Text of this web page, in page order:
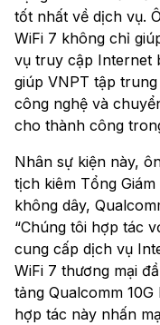
tốt nhất về dịch vụ.
WiFi 7 không chỉ
vụ truy cập Internet
giúp VNPT tập
công nghệ và
cho thành công
Nhân sự kiện này,
tịch kiêm Tổng
không dây,
“Chúng tôi hợp tác
cung cấp dịch vụ
WiFi 7 thương mại
tảng Qualcomm
hợp tác này nhấn